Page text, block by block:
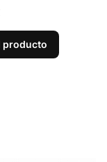
producto